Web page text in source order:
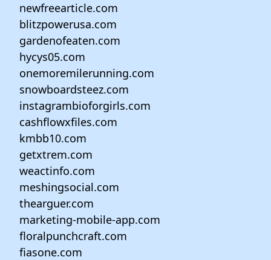
newfreearticle.com
blitzpowerusa.com
gardenofeaten.com
hycys05.com
onemoremilerunning.com
snowboardsteez.com
instagrambioforgirls.com
cashflowxfiles.com
kmbb10.com
getxtrem.com
weactinfo.com
meshingsocial.com
thearguer.com
marketing-mobile-app.com
floralpunchcraft.com
fiasone.com